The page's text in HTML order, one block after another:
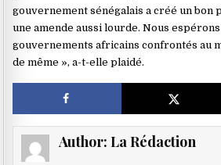
gouvernement sénégalais a créé un bon
une amende aussi lourde. Nous espérons
gouvernements africains confrontés au
de même », a-t-elle plaidé.
Author: La Rédaction